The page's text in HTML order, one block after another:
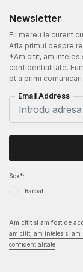
Newsletter
Fii mereu la curent
Afla primul despre
*Am citit, am inteles
confidentialitate.
pt a primi
Email Address
Sex*:
Barbat
Am citit si am fost de
am citit, am inteles si
confidențialitate